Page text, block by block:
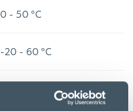
0 - 50 °C
-20 - 60 °C